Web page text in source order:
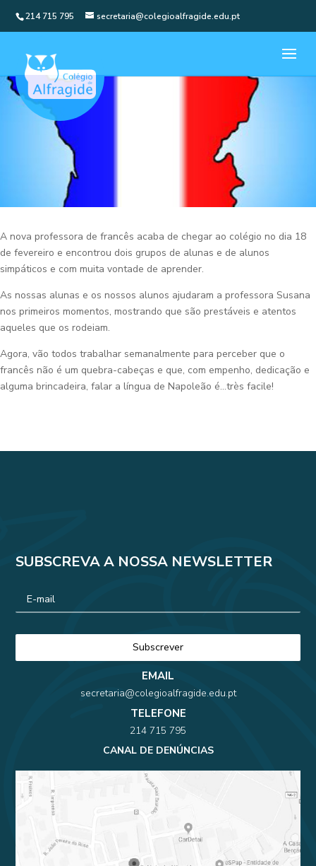
214 715 795 secretaria@colegioalfragide.edu.pt
A nova professora de francês acaba de chegar ao colégio no dia 18
de fevereiro e encontrou dois grupos de alunas e de alunos
simpáticos e com muita vontade de aprender.
As nossas alunas e os nossos alunos ajudaram a professora Susana
nos primeiros momentos, mostrando que são prestáveis e atentos
aqueles que os rodeiam.
Agora, vão todos trabalhar semanalmente para perceber que o
francês não é um quebra-cabeças e que, com empenho, dedicação e
alguma brincadeira, falar a língua de Napoleão é…très facile!
SUBSCREVA A NOSSA NEWSLETTER
EMAIL
secretaria@colegioalfragide.edu.pt
TELEFONE
214 715 795
CANAL DE DENÚNCIAS